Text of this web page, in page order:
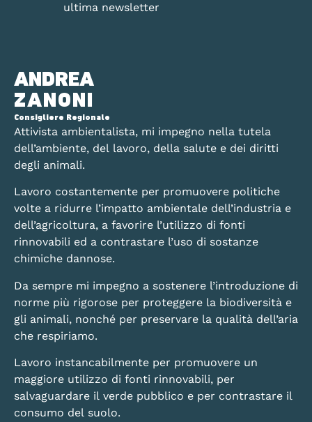
ANDREA
ZANONI
Consigliere Regionale
Attivista ambientalista, mi impegno nella tutela
dell’ambiente, del lavoro, della salute e dei diritti
degli animali.
Lavoro costantemente per promuovere politiche
volte a ridurre l’impatto ambientale dell’industria e
dell’agricoltura, a favorire l’utilizzo di fonti
rinnovabili ed a contrastare l’uso di sostanze
chimiche dannose.
Da sempre mi impegno a sostenere l’introduzione di
norme più rigorose per proteggere la biodiversità e
gli animali, nonché per preservare la qualità dell’aria
che respiriamo.
Lavoro instancabilmente per promuovere un
maggiore utilizzo di fonti rinnovabili, per
salvaguardare il verde pubblico e per contrastare il
consumo del suolo.
ultima newsletter